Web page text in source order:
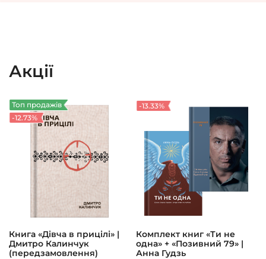
Акції
Топ продажів
-12.73%
Книга «Дівча в прицілі» |
Дмитро Калинчук
(передзамовлення)
-13.33%
Комплект книг «Ти не
одна» + «Позивний 79» |
Анна Гудзь